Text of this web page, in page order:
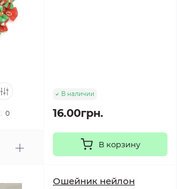
0
В наличии
16.00грн.
В корзину
Ошейник нейлон